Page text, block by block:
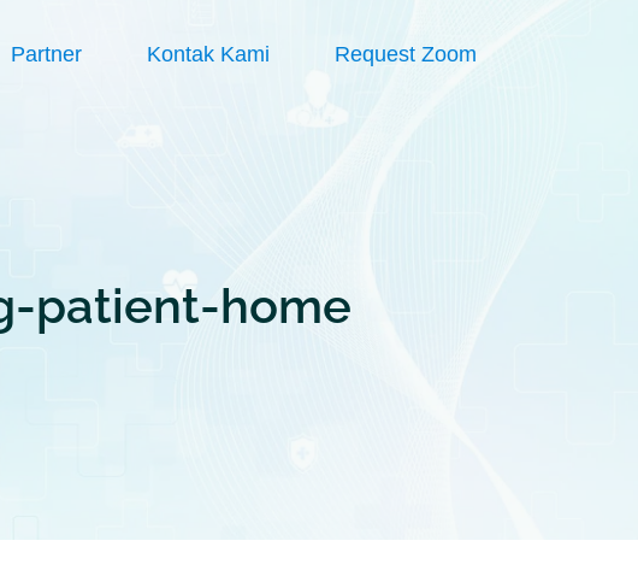
Partner Kontak Kami Request Zoom
patient-home